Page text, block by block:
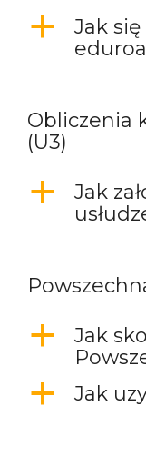
a
Jak
Obliczenia
(U3)
a
Jak
a
Jak
a Jak